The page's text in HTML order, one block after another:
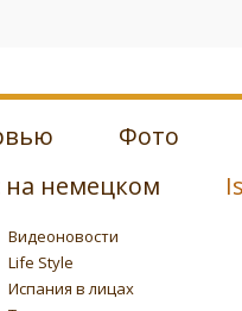
Фото
на немецком
Видеоновости
Life Style
Испания в лицах